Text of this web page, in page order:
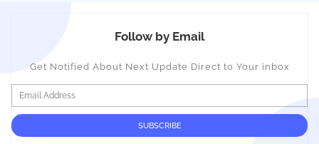
Follow by Email
Get Notified About Next Update Direct to Your inbox